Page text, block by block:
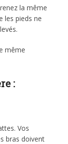
la même
les pieds ne
même
:
Vos
bras doivent